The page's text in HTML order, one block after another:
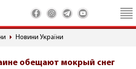
Новини України
обещают мокрый снег